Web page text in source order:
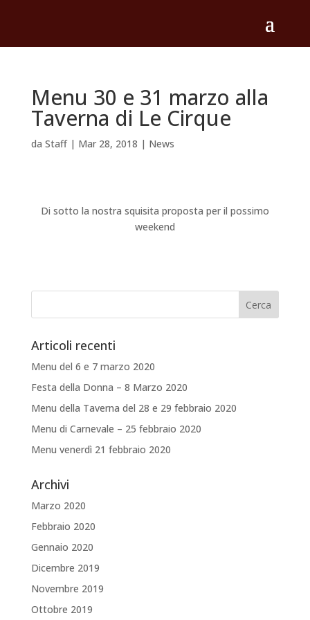
Menu 30 e 31 marzo alla
Taverna di Le Cirque
da Staff| Mar 28, 2018 | News
Di sotto la nostra squisita proposta per il possimo
weekend
Articoli recenti
Menu del 6 e 7 marzo 2020
Festa della Donna – 8 Marzo 2020
Menu della Taverna del 28 e 29 febbraio 2020
Menu di Carnevale – 25 febbraio 2020
Menu venerdì 21 febbraio 2020
Archivi
Marzo 2020
Febbraio 2020
Gennaio 2020
Dicembre 2019
Novembre 2019
Ottobre 2019